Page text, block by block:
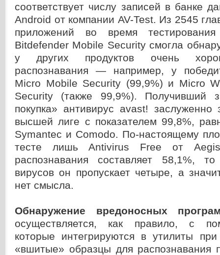
соответствует числу записей в банке
Android от компании AV-Test. Из 2545
приложений во время
Bitdefender Mobile Security смогла
у других продуктов очень
распознавания — например, у
Micro Mobile Security (99,9%) и Micro
Security (также 99,9%). Получивший
покупка» антивирус avast!
высшей лиге с показателем 99,8%,
Symantec и Comodo. По-настоящему
тесте лишь Antivirus Free от
распознавания составляет 58,1%,
вирусов он пропускает четыре, а
нет смысла.
Обнаружение вредоносных
осуществляется, как правило, с
которые интегрируются в утилиты
«вшитые» образцы для распознавания